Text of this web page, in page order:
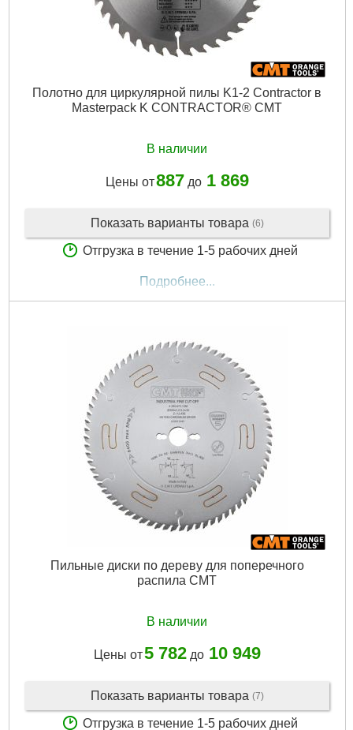
Полотно для циркулярной пилы K1-2 Contractor в
Masterpack K CONTRACTOR® CMT
В наличии
Цены от887 до 1 869
Показать варианты товара (6)
Отгрузка в течение 1-5 рабочих дней
Подробнее...
Пильные диски по дереву для поперечного
распила CMT
В наличии
Цены от5 782до 10 949
Показать варианты товара (7)
Отгрузка в течение 1-5 рабочих дней